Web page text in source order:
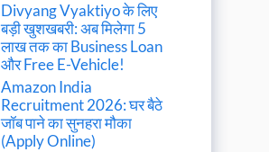
Divyang Vyaktiyo के लिए
बड़ी खुशखबरी: अब मिलेगा 5
लाख तक का Business Loan
और Free E-Vehicle!
Amazon India
Recruitment 2026: घर बैठे
जॉब पाने का सुनहरा मौका
(Apply Online)